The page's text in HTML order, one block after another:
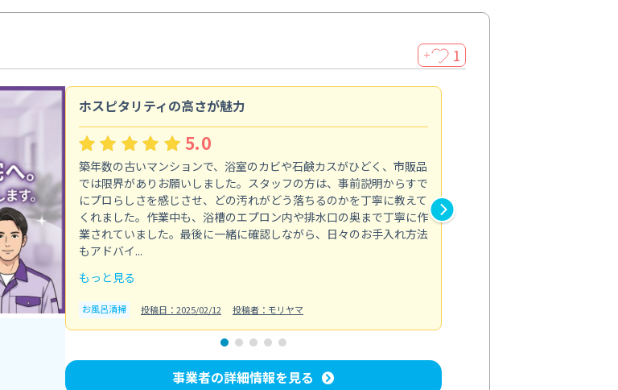
＋ 1
ホスピタリティの高さが魅力
5.0
築年数の古いマンションで、浴室のカビや石鹸カスがひどく、市販品
では限界がありお願いしました。スタッフの方は、事前説明からすで
にプロらしさを感じさせ、どの汚れがどう落ちるのかを丁寧に教えて
くれました。作業中も、浴槽のエプロン内や排水口の奥まで丁寧に作
業されていました。最後に一緒に確認しながら、日々のお手入れ方法
もアドバイ...
もっと見る
お風呂清掃 投稿日：2025/02/12 投稿者：モリヤマ
事業者の詳細情報を見る